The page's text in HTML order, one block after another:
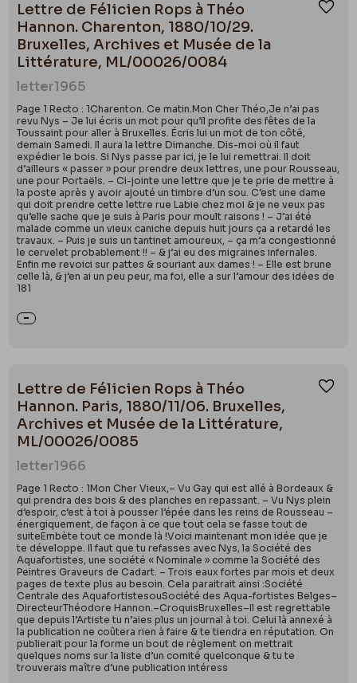
Lettre de Félicien Rops à Théo
Hannon. Charenton, 1880/10/29.
Bruxelles, Archives et Musée de la
Littérature, ML/00026/0084
letter1965
Page 1 Recto : 1Charenton. Ce matin.Mon Cher Théo,Je n’ai pas
revu Nys – Je lui écris un mot pour qu’il profite des fêtes de la
Toussaint pour aller à Bruxelles. Écris lui un mot de ton côté,
demain Samedi. Il aura la lettre Dimanche. Dis-moi où il faut
expédier le bois. Si Nys passe par ici, je le lui remettrai. Il doit
d’ailleurs « passer » pour prendre deux lettres, une pour Rousseau,
une pour Portaëls. – Ci-jointe une lettre que je te prie de mettre à
la poste après y avoir ajouté un timbre d’un sou. C’est une dame
qui doit prendre cette lettre rue Labie chez moi & je ne veux pas
qu’elle sache que je suis à Paris pour moult raisons ! – J’ai été
malade comme un vieux caniche depuis huit jours ça a retardé les
travaux. – Puis je suis un tantinet amoureux, – ça m’a congestionné
le cervelet probablement !! – & j’ai eu des migraines infernales.
Enfin me revoici sur pattes & souriant aux dames ! – Elle est brune
celle là, & j’en ai un peu peur, ma foi, elle a sur l’amour des idées de
181
Lettre de Félicien Rops à Théo
Hannon. Paris, 1880/11/06. Bruxelles,
Archives et Musée de la Littérature,
ML/00026/0085
letter1966
Page 1 Recto : 1Mon Cher Vieux,– Vu Gay qui est allé à Bordeaux &
qui prendra des bois & des planches en repassant. – Vu Nys plein
d’espoir, c’est à toi à pousser l’épée dans les reins de Rousseau –
énergiquement, de façon à ce que tout cela se fasse tout de
suiteEmbète tout ce monde là !Voici maintenant mon idée que je
te développe. Il faut que tu refasses avec Nys, la Société des
Aquafortistes, une société « Nominale » comme la Société des
Peintres Graveurs de Cadart. – Trois eaux fortes par mois et deux
pages de texte plus au besoin. Cela paraitrait ainsi :Société
Centrale des AquafortistesouSociété des Aqua-fortistes Belges–
DirecteurThéodore Hannon.–CroquisBruxelles–Il est regrettable
que depuis l’Artiste tu n’aies plus un journal à toi. Celui là annexé à
la publication ne coûtera rien à faire & te tiendra en réputation. On
publierait pour la forme un bout de règlement on mettrait
quelques noms sur la liste d’un comité quelconque & tu te
trouverais maître d’une publication intéress